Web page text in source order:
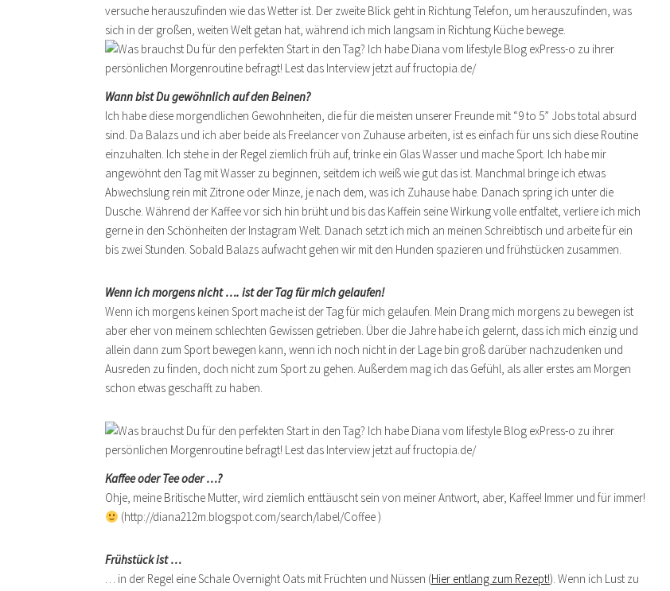
versuche herauszufinden wie das Wetter ist. Der zweite Blick geht in Richtung Telefon, um herauszufinden, was
sich in der großen, weiten Welt getan hat, während ich mich langsam in Richtung Küche bewege.
Wann bist Du gewöhnlich auf den Beinen?
Ich habe diese morgendlichen Gewohnheiten, die für die meisten unserer Freunde mit “9 to 5” Jobs total absurd
sind. Da Balazs und ich aber beide als Freelancer von Zuhause arbeiten, ist es einfach für uns sich diese Routine
einzuhalten. Ich stehe in der Regel ziemlich früh auf, trinke ein Glas Wasser und mache Sport. Ich habe mir
angewöhnt den Tag mit Wasser zu beginnen, seitdem ich weiß wie gut das ist. Manchmal bringe ich etwas
Abwechslung rein mit Zitrone oder Minze, je nach dem, was ich Zuhause habe. Danach spring ich unter die
Dusche. Während der Kaffee vor sich hin brüht und bis das Kaffein seine Wirkung volle entfaltet, verliere ich mich
gerne in den Schönheiten der Instagram Welt. Danach setzt ich mich an meinen Schreibtisch und arbeite für ein
bis zwei Stunden. Sobald Balazs aufwacht gehen wir mit den Hunden spazieren und frühstücken zusammen.
Wenn ich morgens nicht …. ist der Tag für mich gelaufen!
Wenn ich morgens keinen Sport mache ist der Tag für mich gelaufen. Mein Drang mich morgens zu bewegen ist
aber eher von meinem schlechten Gewissen getrieben. Über die Jahre habe ich gelernt, dass ich mich einzig und
allein dann zum Sport bewegen kann, wenn ich noch nicht in der Lage bin groß darüber nachzudenken und
Ausreden zu finden, doch nicht zum Sport zu gehen. Außerdem mag ich das Gefühl, als aller erstes am Morgen
schon etwas geschafft zu haben.
Kaffee oder Tee oder …?
Ohje, meine Britische Mutter, wird ziemlich enttäuscht sein von meiner Antwort, aber, Kaffee! Immer und für immer!
(http://diana212m.blogspot.com/search/label/Coffee )
Frühstück ist …
… in der Regel eine Schale Overnight Oats mit Früchten und Nüssen (Hier entlang zum Rezept!). Wenn ich Lust zu